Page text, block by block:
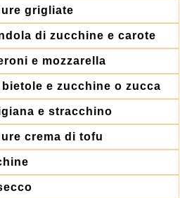
grigliate
di zucchine e carote
e mozzarella
e zucchine o zucca
e stracchino
crema di tofu